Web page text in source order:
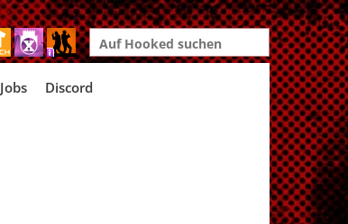
Search
for:
Jobs Discord